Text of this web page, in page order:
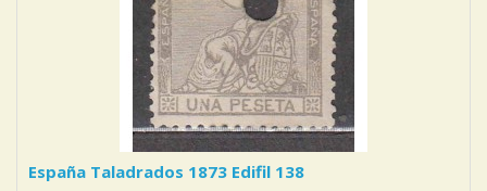
España Taladrados 1873 Edifil 138